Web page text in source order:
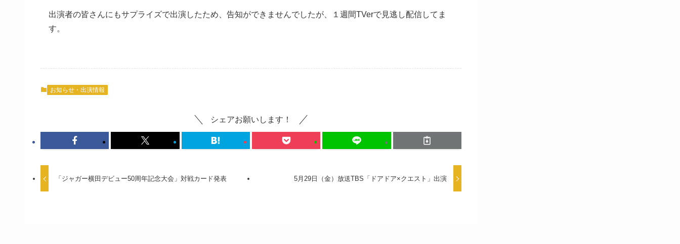
出演者の皆さんにもサプライズで出演したため、告知ができませんでしたが、１週間TVerで見逃し配信してま
す。
お知らせ・出演情報
シェアお願いします！
「ジャガー横田デビュー50周年記念大会」対戦カード発表 5月29日（金）放送TBS「ドアドア×クエスト」出演